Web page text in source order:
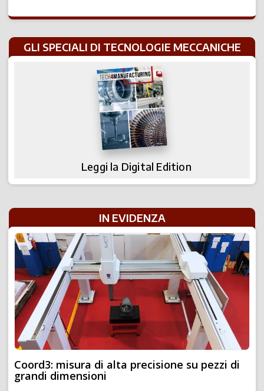
GLI SPECIALI DI TECNOLOGIE MECCANICHE
Leggi la Digital Edition
IN EVIDENZA
Coord3: misura di alta precisione su pezzi di
grandi dimensioni